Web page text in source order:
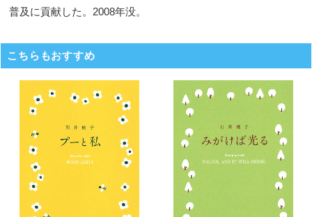
普及に貢献した。2008年没。
こちらもおすすめ